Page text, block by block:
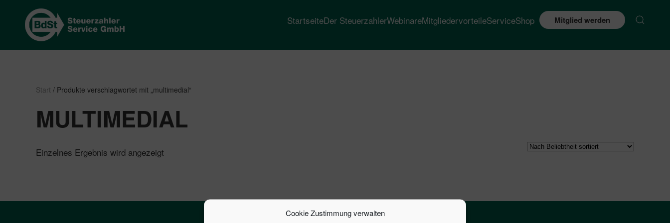
Cookie Zustimmung verwalten
StartseiteDer SteuerzahlerWebinareMitgliedervorteileServiceShop Mitglied werden
Start / Produkte verschlagwortet mit „multimedial“
MULTIMEDIAL
Einzelnes Ergebnis wird angezeigt